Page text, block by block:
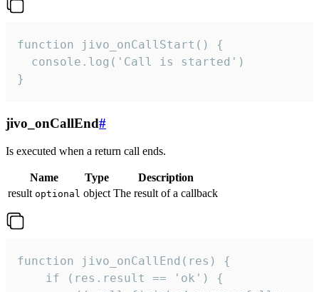
function jivo_onCallStart() {
  console.log('Call is started')
}
jivo_onCallEnd#
Is executed when a return call ends.
Name Type
Description
result optional object The result of a callback
function jivo_onCallEnd(res) {
    if (res.result == 'ok') {